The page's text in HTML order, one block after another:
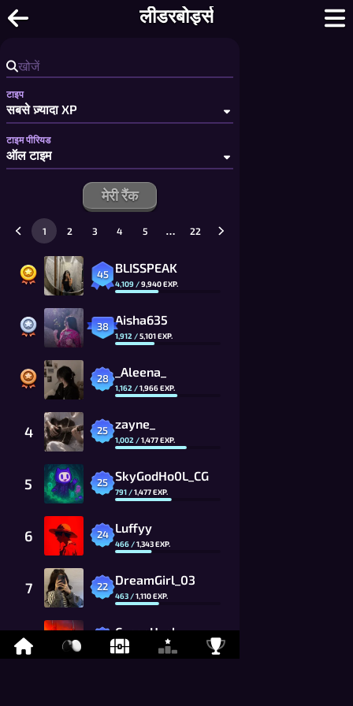
लीडरबोर्ड्स
गो - गो ऑनलाइन खेलो: फास्ट 9x9 से लेकर पूरा
टाइप
टाइम पीरियड
मेरी रैंक
45 BLISSPEAK
4,109 /9,940EXP.
38 Aisha635
1,912 /5,101EXP.
28 _Aleena_
1,162 /1,966EXP.
4 25 zayne_
1,002 /1,477EXP.
5 25 SkyGodHo0L_CG
791 /1,477EXP.
6 24 Luffyy
466 /1,343EXP.
7 22 DreamGirl_03
463 /1,110EXP.
8 CocoaHusky
759/ EXP.
1 2 3 4 5 … 22